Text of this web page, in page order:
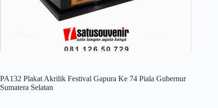
PA132 Plakat Akrilik Festival Gapura Ke 74 Piala Gubernur
Sumatera Selatan